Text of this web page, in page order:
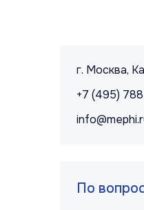
г. Москва,
+7 (495)
По